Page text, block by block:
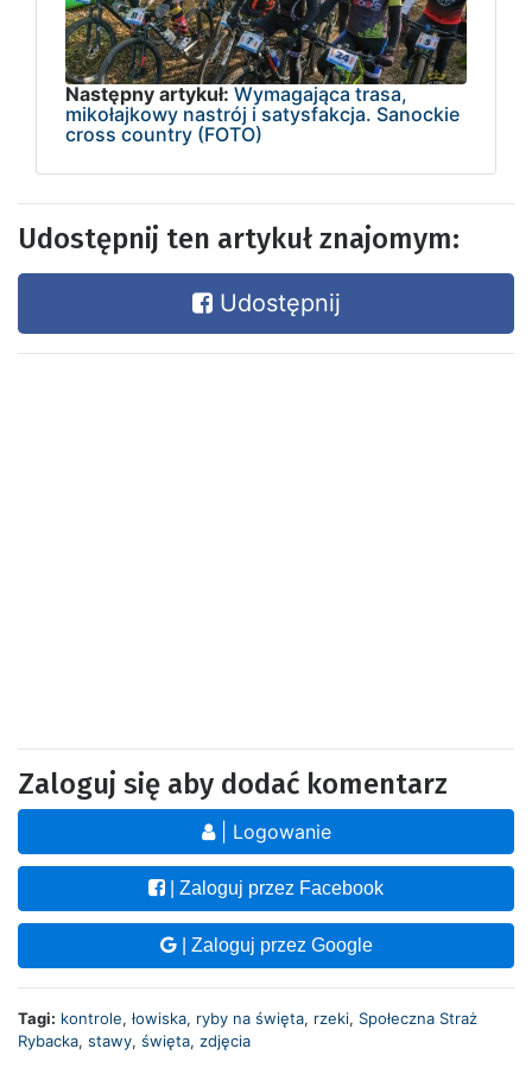
Następny artykuł: Wymagająca trasa,
mikołajkowy nastrój i satysfakcja. Sanockie
cross country (FOTO)
Udostępnij ten artykuł znajomym:
Udostępnij
Zaloguj się aby dodać komentarz
| Logowanie
| Zaloguj przez Facebook
| Zaloguj przez Google
Tagi: kontrole, łowiska, ryby na święta, rzeki, Społeczna Straż
Rybacka, stawy, święta, zdjęcia